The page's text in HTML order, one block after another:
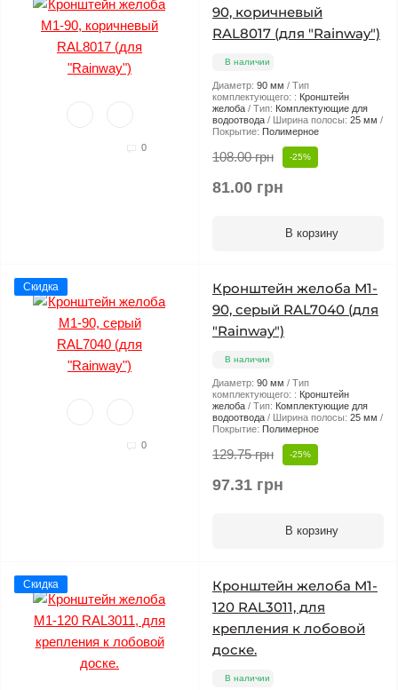
0
90, коричневый
RAL8017 (для "Rainway")
В наличии
Диаметр: 90 мм
Тип
комплектующего: : Кронштейн
желоба
Тип: Комплектующие для
водоотвода
Ширина полосы: 25 мм
Покрытие: Полимерное
108.00 грн -25%
81.00 грн
В корзину
Скидка
0
Кронштейн желоба М1-
90, серый RAL7040 (для
"Rainway")
В наличии
Диаметр: 90 мм
Тип
комплектующего: : Кронштейн
желоба
Тип: Комплектующие для
водоотвода
Ширина полосы: 25 мм
Покрытие: Полимерное
129.75 грн -25%
97.31 грн
В корзину
Скидка
Кронштейн желоба М1-
120 RAL3011, для
крепления к лобовой
доске.
В наличии